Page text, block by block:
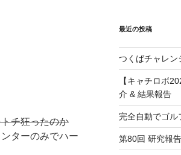
チ狂ったのか
ターのみでハー
最近の投稿
つくばチャレン
【キャチロボ
介 & 結果報告
完全自動でゴル
第80回 研究報